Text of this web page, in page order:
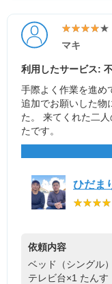
★★★★★
★★★★★
マキ
利用したサービス:
手際よく作業を進め
追加でお願いした物
た。 来てくれた二
たです。
ひだま
依頼内容
ベッド（シングル
テレビ台×1 たんす